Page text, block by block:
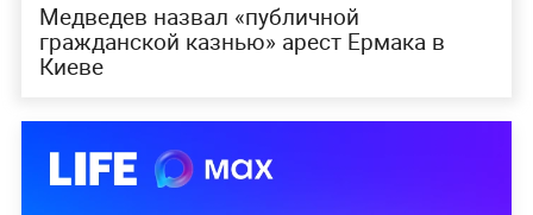
Медведев назвал «публичной
гражданской казнью» арест Ермака в
Киеве